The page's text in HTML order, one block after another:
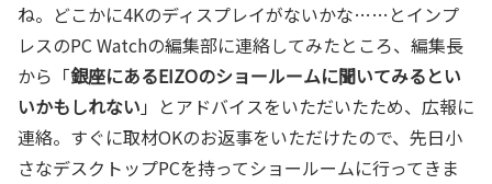
ね。どこかに4Kのディスプレイがないかな……とインプ
レスのPC Watchの編集部に連絡してみたところ、編集長
から「銀座にあるEIZOのショールームに聞いてみるとい
いかもしれない 」とアドバイスをいただいたため、広報に
連絡。すぐに取材OKのお返事をいただけたので、先日小
さなデスクトップPCを持ってショールームに行ってきま